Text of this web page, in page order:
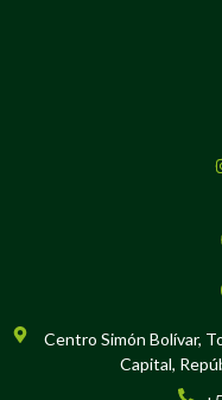
Centro Simón Bolívar,
Capital,